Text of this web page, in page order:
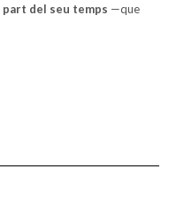
del seu temps —que